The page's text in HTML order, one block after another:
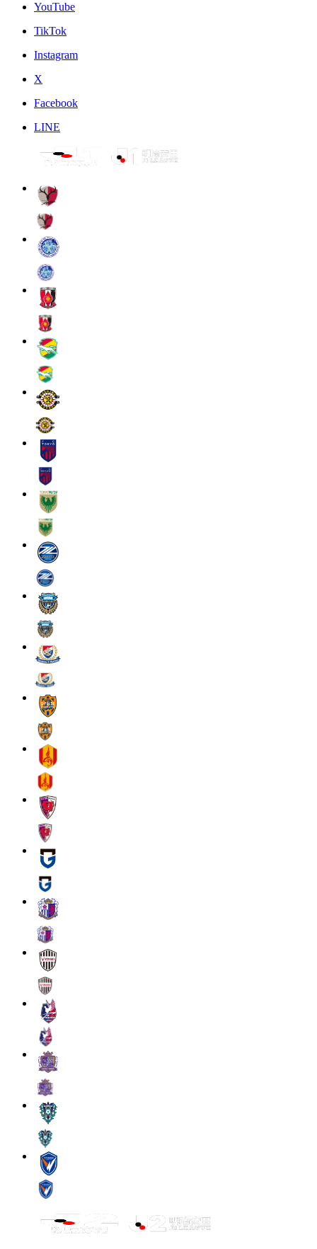
YouTube
TikTok
Instagram
X
Facebook
LINE